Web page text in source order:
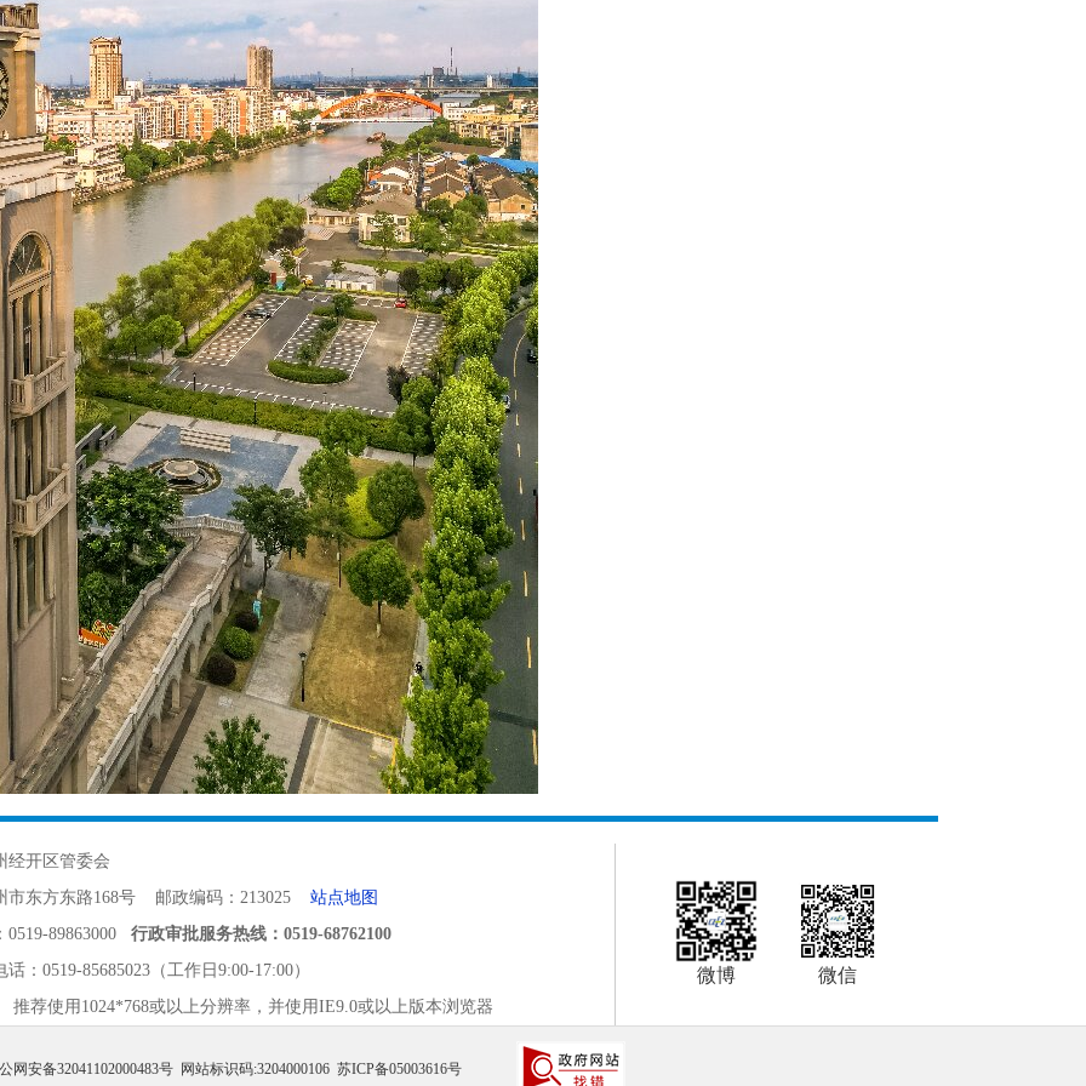
经开区管委会
市东方东路168号 邮政编码：213025 站点地图
0519-89863000 行政审批服务热线：0519-68762100
： 0519-85685023（工作日9:00-17:00）
荐使用1024*768或以上分辨率，并使用IE9.0或以上版本浏览器
微博 微信
网安备32041102000483号 网站标识码:3204000106 苏ICP备05003616号